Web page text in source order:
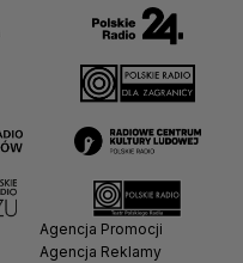
Agencja Promocji
Agencja Reklamy